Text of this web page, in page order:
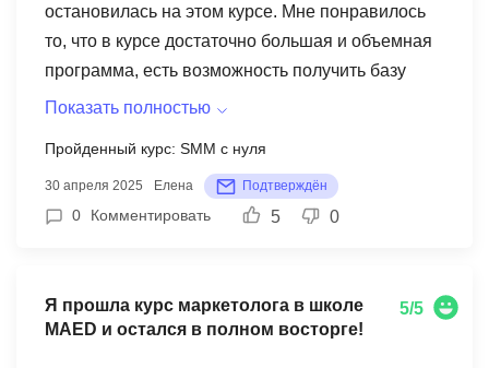
остановилась на этом курсе. Мне понравилось
то, что в курсе достаточно большая и объемная
программа, есть возможность получить базу
знаний по разным направлениям SMM — для
карьерный путь в SMM и есть возможность
понять в каком из направлений дальше
развиваться. Все уроки курса проходят в записи,
писать самим. Еще хочу отметить что есть
возможность делать и сдавать практические
Показать полностью
Пройденный курс: SMM с нуля
30 апреля 2025 Елена Подтверждён
0 Комментировать 5 0
Я прошла курс маркетолога в школе
MAED и остался в полном восторге!
5/5